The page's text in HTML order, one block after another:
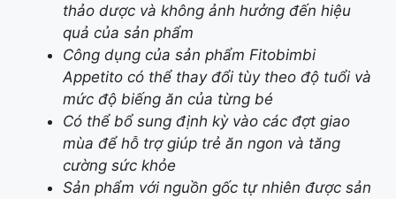
thảo dược và không ảnh hưởng đến hiệu
quả của sản phẩm
Công dụng của sản phẩm Fitobimbi
Appetito có thể thay đổi tùy theo độ tuổi và
mức độ biếng ăn của từng bé
Có thể bổ sung định kỳ vào các đợt giao
mùa để hỗ trợ giúp trẻ ăn ngon và tăng
cường sức khỏe
Sản phẩm với nguồn gốc tự nhiên được sản